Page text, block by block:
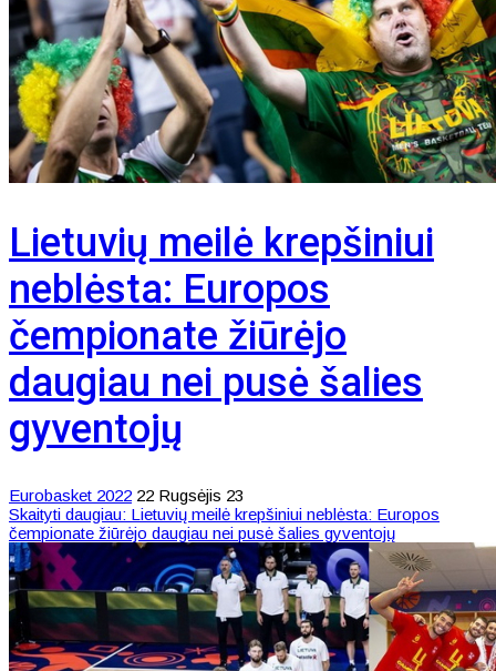
Lietuvių meilė krepšiniui
neblėsta: Europos
čempionate žiūrėjo
daugiau nei pusė šalies
gyventojų
Eurobasket 2022 22 Rugsėjis 23
Skaityti daugiau: Lietuvių meilė krepšiniui neblėsta: Europos
čempionate žiūrėjo daugiau nei pusė šalies gyventojų